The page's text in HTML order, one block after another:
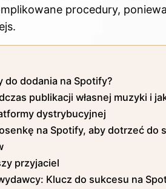
procedury,
dodania na Spotify?
publikacji własnej muzyki i
dystrybucyjnej
na Spotify, aby dotrzeć do
przyjaciel
Klucz do sukcesu na